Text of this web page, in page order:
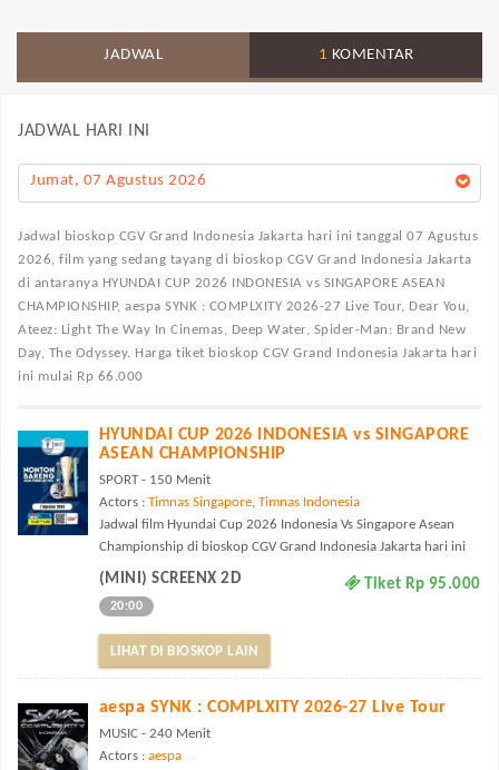
JADWAL 1 KOMENTAR
JADWAL HARI INI
Jumat, 07 Agustus 2026
Jadwal bioskop CGV Grand Indonesia Jakarta hari ini tanggal 07 Agustus
2026, film yang sedang tayang di bioskop CGV Grand Indonesia Jakarta
di antaranya HYUNDAI CUP 2026 INDONESIA vs SINGAPORE ASEAN
CHAMPIONSHIP, aespa SYNK : COMPLXITY 2026-27 Live Tour, Dear You,
Ateez: Light The Way In Cinemas, Deep Water, Spider-Man: Brand New
Day, The Odyssey. Harga tiket bioskop CGV Grand Indonesia Jakarta hari
ini mulai Rp 66.000
HYUNDAI CUP 2026 INDONESIA vs SINGAPORE
ASEAN CHAMPIONSHIP
SPORT - 150 Menit
Actors : Timnas Singapore, Timnas Indonesia
Jadwal film Hyundai Cup 2026 Indonesia Vs Singapore Asean
Championship di bioskop CGV Grand Indonesia Jakarta hari ini
(MINI) SCREENX 2D Tiket Rp 95.000
20:00
LIHAT DI BIOSKOP LAIN
aespa SYNK : COMPLXITY 2026-27 Live Tour
MUSIC - 240 Menit
Actors : aespa